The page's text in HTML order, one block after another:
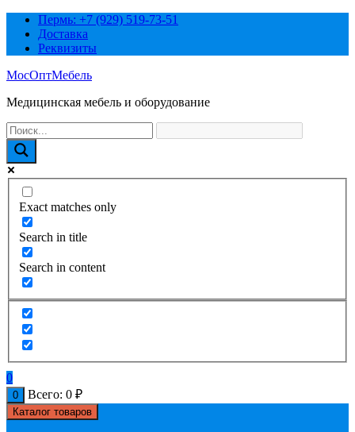
Перейти
содержимому
Пермь: +7 (929) 519-73-51
Доставка
Реквизиты
МосОптМебель
Медицинская мебель и оборудование
Exact matches only
Search in title
Search in content
0
0 Всего: 0 ₽
Каталог товаров